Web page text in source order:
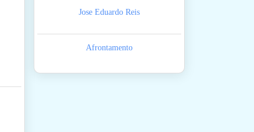
Jose Eduardo Reis
Afrontamento